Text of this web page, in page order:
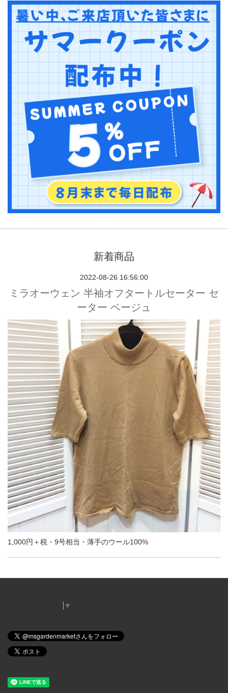
新着商品
2022-08-26 16:56:00
ミラオーウェン 半袖オフタートルセーター セ
ーター ベージュ
1,000円＋税・9号相当・薄手のウール100%
▼